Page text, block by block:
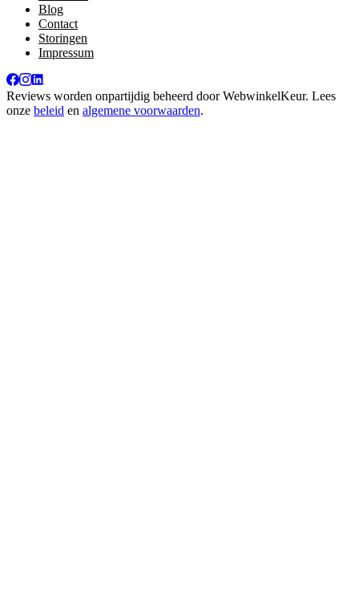
Blog
Contact
Storingen
Impressum
Reviews worden onpartijdig beheerd doorWebwinkelKeur. Lees
onze beleid en algemene voorwaarden.